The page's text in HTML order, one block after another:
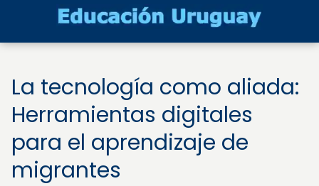
La tecnología como aliada:
Herramientas digitales
para el aprendizaje de
migrantes